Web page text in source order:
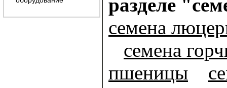
разделе
семена
семена
пшеницы